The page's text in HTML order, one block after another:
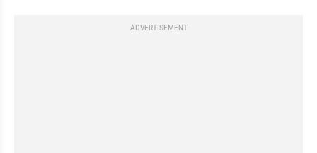
ADVERTISEMENT